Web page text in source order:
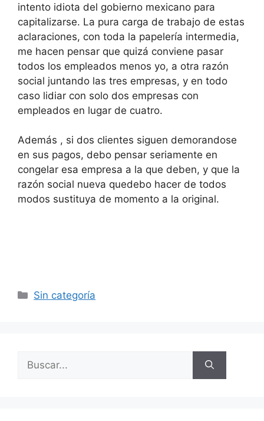
intento idiota del gobierno mexicano para
capitalizarse. La pura carga de trabajo de estas
aclaraciones, con toda la papelería intermedia,
me hacen pensar que quizá conviene pasar
todos los empleados menos yo, a otra razón
social juntando las tres empresas, y en todo
caso lidiar con solo dos empresas con
empleados en lugar de cuatro.
Además , si dos clientes siguen demorandose
en sus pagos, debo pensar seriamente en
congelar esa empresa a la que deben, y que la
razón social nueva quedebo hacer de todos
modos sustituya de momento a la original.
Categorías
Sin categoría
Buscar: